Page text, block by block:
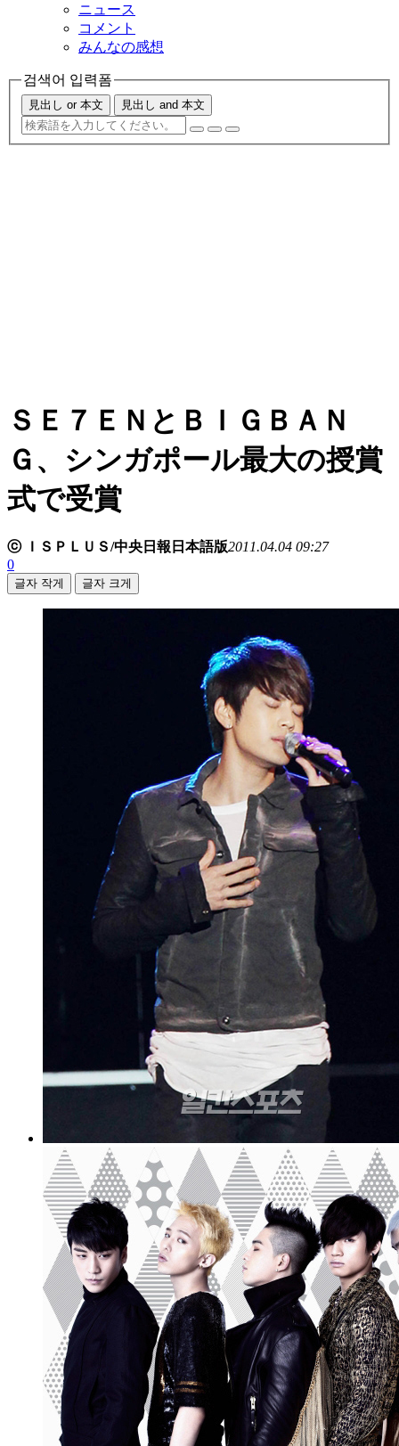
ニュース
コメント
みんなの感想
검색어 입력폼
見出し or 本文 見出し and 本文
ＳＥ７ＥＮとＢＩＧＢＡＮ
Ｇ、シンガポール最大の授賞
式で受賞
ⓒ ＩＳＰＬＵＳ/中央日報日本語版2011.04.04 09:27
0
글자 작게 글자 크게